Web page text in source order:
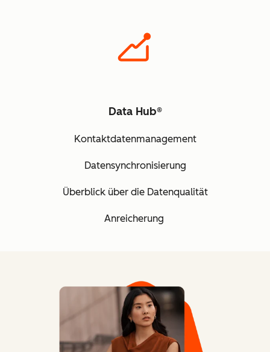
Data Hub®
Kontaktdatenmanagement
Datensynchronisierung
Überblick über die Datenqualität
Anreicherung